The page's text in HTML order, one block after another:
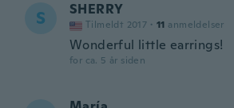
S SHERRY
Tilmeldt 2017 · 11 anmeldelser
Wonderful little earrings!
for ca. 5 år siden